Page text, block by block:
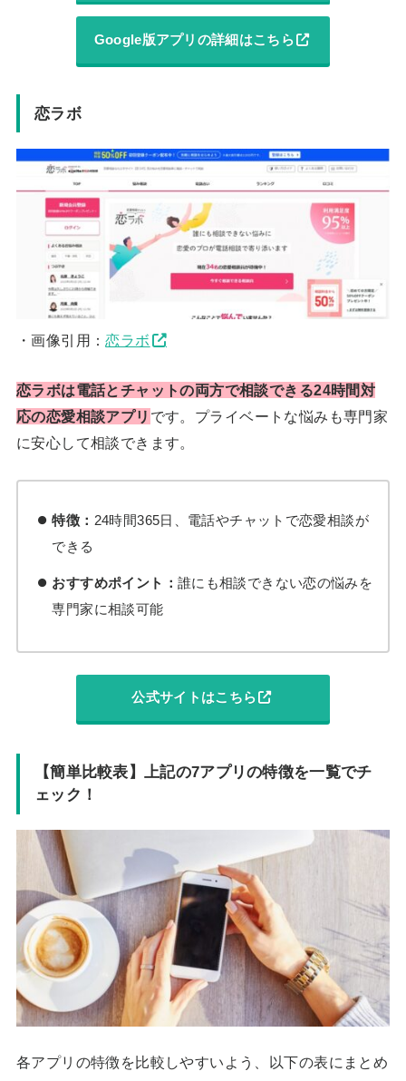
Google版アプリの詳細はこちら
恋ラボ
・画像引用：恋ラボ
恋ラボは電話とチャットの両方で相談できる24時間対
応の恋愛相談アプリ です。プライベートな悩みも専門家
に安心して相談できます。
特徴： 24時間365日、電話やチャットで恋愛相談が
できる
おすすめポイント： 誰にも相談できない恋の悩みを
専門家に相談可能
公式サイトはこちら
【簡単比較表】上記の7アプリの特徴を一覧でチ
ェック！
各アプリの特徴を比較しやすいよう、以下の表にまとめ